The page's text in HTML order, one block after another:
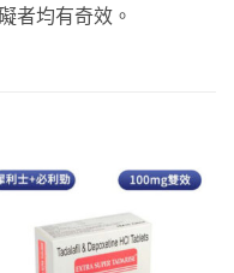
者均有奇效。